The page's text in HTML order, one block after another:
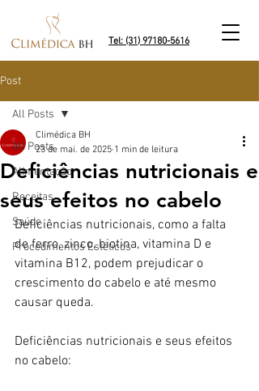
Tel: (31) 97180-5616
Post
All Posts
Alimentação
Receitas
Saúde
Procedimentos Estéticos
All Posts
Deficiências nutricionais e
seus efeitos no cabelo
Climédica BH
23 de mai. de 2025 1 min de leitura
Deficiências nutricionais, como a falta
de ferro, zinco, biotina, vitamina D e
vitamina B12, podem prejudicar o
crescimento do cabelo e até mesmo
causar queda.
Deficiências nutricionais e seus efeitos
no cabelo: